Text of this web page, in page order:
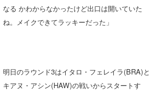
なる かわからなかったけど出口は開いていた
ね。メイクできてラッキーだった」
明日のラウンド3はイタロ・フェレイラ(BRA)と
キアヌ・アシン(HAW)の戦いからスタートす